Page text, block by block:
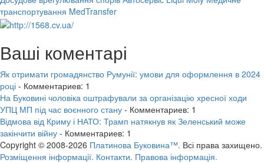
транспортування MedTransfer
Ваші коментарі
Як отримати громадянство Румунії: умови для оформлення в 2024
році - Комментариев: 1
На Буковині чоловіка оштрафували за організацію хресної ходи
УПЦ МП під час воєнного стану - Комментариев: 1
Відмова від Криму і НАТО: Трамп натякнув як Зеленський може
закінчити війну - Комментариев: 1
Copyright © 2008-2026 Платинова Буковина™. Всі права захищено.
Розміщення інформації. Контакти. Правова інформація.